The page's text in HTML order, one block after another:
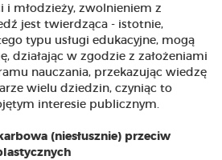
i młodzieży, zwolnieniem z
jest twierdząca - istotnie,
typu usługi edukacyjne, mogą
działając w zgodzie z założeniami
nauczania, przekazując wiedzę
wielu dziedzin, czyniąc to
interesie publicznym.
(niesłusznie) przeciw